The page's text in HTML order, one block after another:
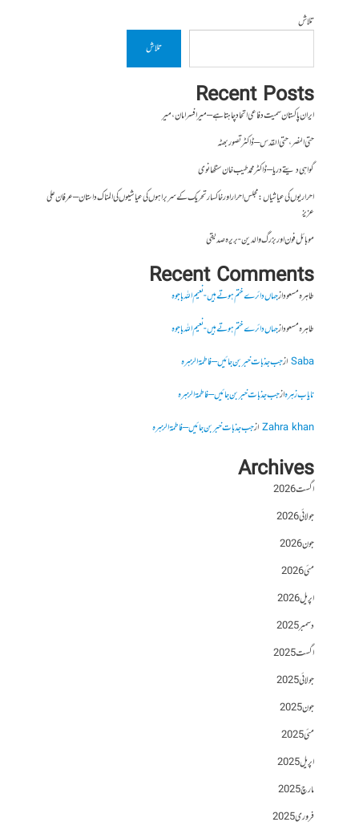
تلاش
تلاش
Recent Posts
ایران پاکستان سمیت دفاعی اتحاد چاہتا ہے – میر افسر امان،میر
حتی النصر ، حتی القدس – ڈاکٹر تصور بھٹہ
گواہی دیتے دریا – ڈاکٹر محمد طیب خان سنگھانوی
احراریوں کی عیاشیاں : مجلس احرار اور خاکسار تحریک کے سربراہوں کی عیاشیوں کی المناک داستان – عرفان علی
عزیز
موبائل فون اور بزرگ والدین- بریرہ صدیقی
Recent Comments
طاہرہ مسعودازجہاں دائرے ختم ہوتے ہیں- نعیم اللہ باجوہ
طاہرہ مسعودازجہاں دائرے ختم ہوتے ہیں- نعیم اللہ باجوہ
Sabaازجب جذبات خبر بن جائیں – فاطمۃالزہرہ
نایاب زہرہازجب جذبات خبر بن جائیں – فاطمۃالزہرہ
Zahra khanازجب جذبات خبر بن جائیں – فاطمۃالزہرہ
Archives
اگست 2026
جولائی 2026
جون 2026
مئی 2026
اپریل 2026
دسمبر 2025
اگست 2025
جولائی 2025
جون 2025
مئی 2025
اپریل 2025
مارچ 2025
فروری 2025